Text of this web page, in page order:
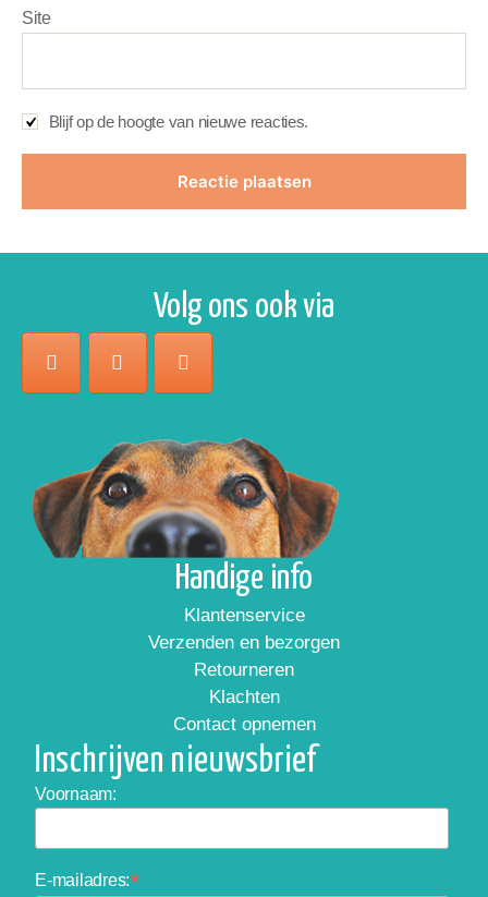
Site
Blijf op de hoogte van nieuwe reacties.
Volg ons ook via
Handige info
Klantenservice
Verzenden en bezorgen
Retourneren
Klachten
Contact opnemen
Inschrijven nieuwsbrief
Voornaam:
E-mailadres:*